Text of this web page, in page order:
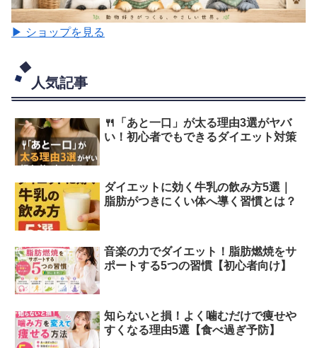
▶ ショップを見る
人気記事
🍴「あと一口」が太る理由3選がヤバ
い！初心者でもできるダイエット対策
ダイエットに効く牛乳の飲み方5選｜
脂肪がつきにくい体へ導く習慣とは？
音楽の力でダイエット！脂肪燃焼をサ
ポートする5つの習慣【初心者向け】
知らないと損！よく噛むだけで痩せや
すくなる理由5選【食べ過ぎ予防】